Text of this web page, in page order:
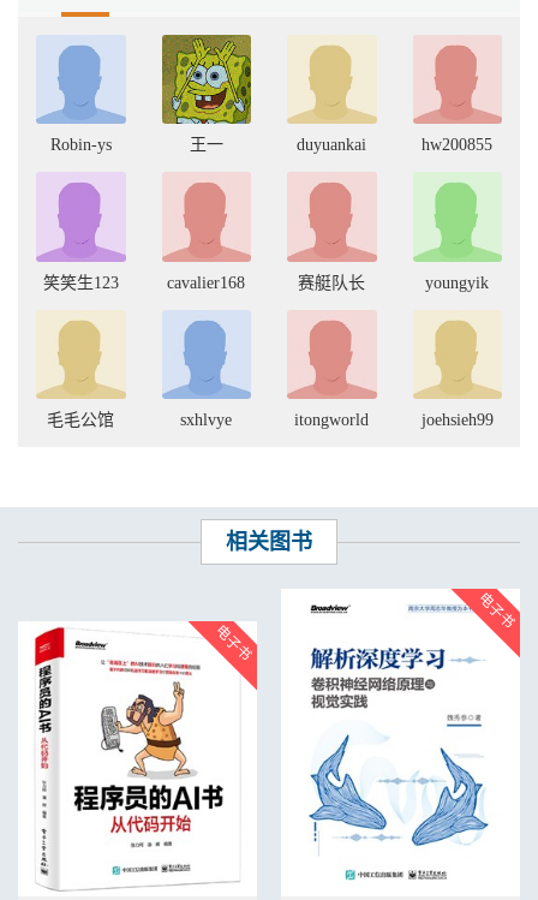
Robin-ys 王一 duyuankai hw200855
笑笑生123 cavalier168 赛艇队长 youngyik
毛毛公馆 sxhlvye itongworld joehsieh99
相关图书